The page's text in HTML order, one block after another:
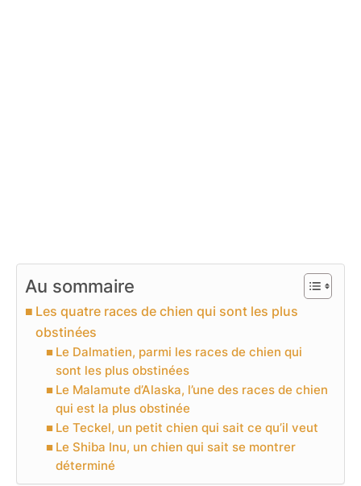
Au sommaire
Les quatre races de chien qui sont les plus
obstinées
Le Dalmatien, parmi les races de chien qui
sont les plus obstinées
Le Malamute d’Alaska, l’une des races de chien
qui est la plus obstinée
Le Teckel, un petit chien qui sait ce qu’il veut
Le Shiba Inu, un chien qui sait se montrer
déterminé